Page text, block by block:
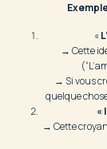
«
→ Cette
→ Si vous
quelque
«
→ Cette